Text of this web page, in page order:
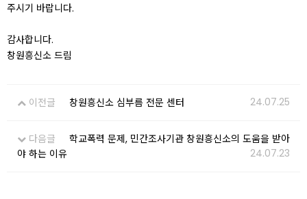
주시기 바랍니다.
감사합니다.
창원흥신소 드림
이전글 창원흥신소 심부름 전문 센터 24.07.25
다음글
학교폭력 문제, 민간조사기관 창원흥신소의 도움을 받아
야 하는 이유
24.07.23